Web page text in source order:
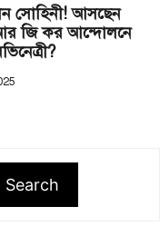
সোহিনী! আসছেন
আর জি কর আন্দোলনে
Search